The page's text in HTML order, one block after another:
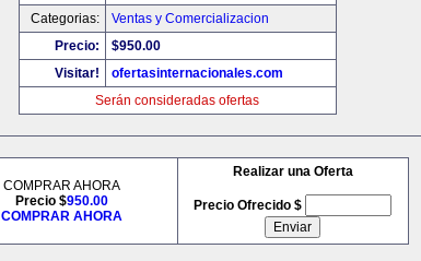
Categorias:
Ventas y Comercializacion
Precio:
$950.00
Visitar!
ofertasinternacionales.com
Serán consideradas ofertas
COMPRAR AHORA
Precio $950.00
COMPRAR AHORA
Realizar una Oferta
Precio Ofrecido $